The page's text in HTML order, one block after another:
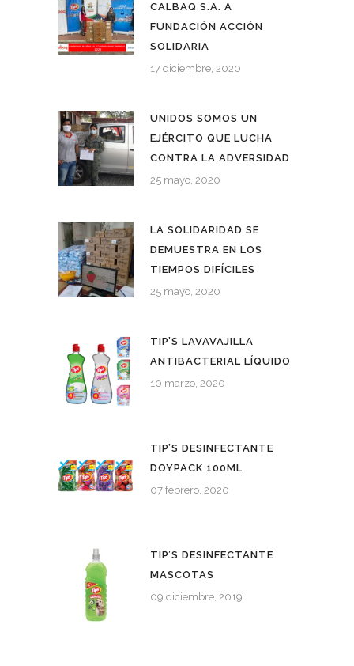
CALBAQ S.A. A
FUNDACIÓN ACCIÓN
SOLIDARIA
17 diciembre, 2020
UNIDOS SOMOS UN
EJÉRCITO QUE LUCHA
CONTRA LA ADVERSIDAD
25 mayo, 2020
LA SOLIDARIDAD SE
DEMUESTRA EN LOS
TIEMPOS DIFÍCILES
25 mayo, 2020
TIP’S LAVAVAJILLA
ANTIBACTERIAL LÍQUIDO
10 marzo, 2020
TIP’S DESINFECTANTE
DOYPACK 100ML
07 febrero, 2020
TIP’S DESINFECTANTE
MASCOTAS
09 diciembre, 2019